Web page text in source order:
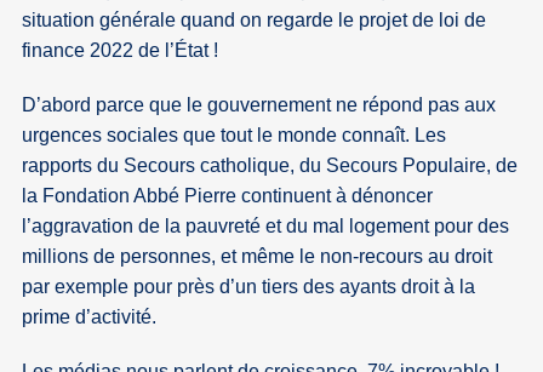
situation générale quand on regarde le projet de loi de
finance 2022 de l’État !
D’abord parce que le gouvernement ne répond pas aux
urgences sociales que tout le monde connaît. Les
rapports du Secours catholique, du Secours Populaire, de
la Fondation Abbé Pierre continuent à dénoncer
l’aggravation de la pauvreté et du mal logement pour des
millions de personnes, et même le non-recours au droit
par exemple pour près d’un tiers des ayants droit à la
prime d’activité.